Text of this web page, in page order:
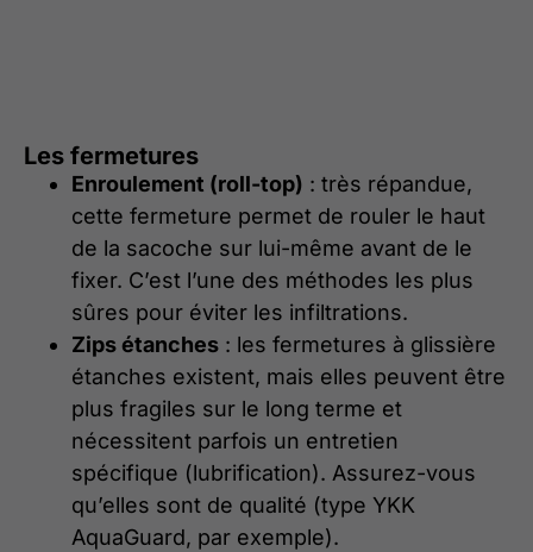
Les fermetures
Enroulement (roll-top) : très répandue,
cette fermeture permet de rouler le haut
de la sacoche sur lui-même avant de le
fixer. C’est l’une des méthodes les plus
sûres pour éviter les infiltrations.
Zips étanches : les fermetures à glissière
étanches existent, mais elles peuvent être
plus fragiles sur le long terme et
nécessitent parfois un entretien
spécifique (lubrification). Assurez-vous
qu’elles sont de qualité (type YKK
AquaGuard, par exemple).